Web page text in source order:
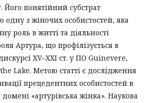
Його понятійний субстрат
одну з жіночих особистостей, яка
роль в житті та діяльності
Артура, що профілізується в
XV–XXI ст. у ПО Guinevere,
Lake. Метою статті є дослідження
прецедентних особистостей в
«артурівська жінка». Наукова